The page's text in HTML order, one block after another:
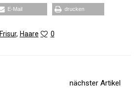
E‑Mail dru­cken
Frisur, Haare 0
nächster Artikel